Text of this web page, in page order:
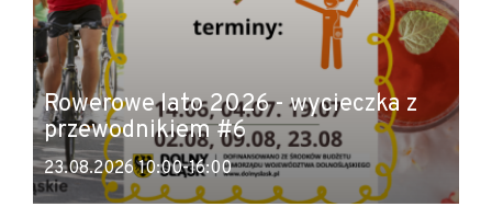
Rowerowe lato 2026 - wycieczka z
przewodnikiem #6
23.08.2026 10:00-16:00